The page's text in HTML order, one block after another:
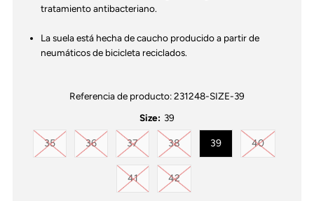
tratamiento antibacteriano.
La suela está hecha de caucho producido a partir de
neumáticos de bicicleta reciclados.
Referencia de producto:231248-SIZE-39
Size: 39
35Variante agotada o no disponible
36Variante agotada o no disponible
37Variante agotada o no disponible
38Variante agotada o no
39 40Variante
41Variante agotada o no disponible
42Variante agotada o no